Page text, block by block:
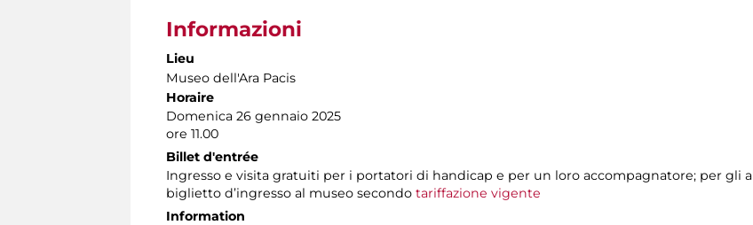
Informazioni
Lieu
Museo dell'Ara Pacis
Horaire
Domenica 26 gennaio 2025
ore 11.00
Billet d'entrée
Ingresso e visita gratuiti per i portatori di handicap e per un loro accompagnatore; per gli
biglietto d’ingresso al museo secondo tariffazione vigente
Information